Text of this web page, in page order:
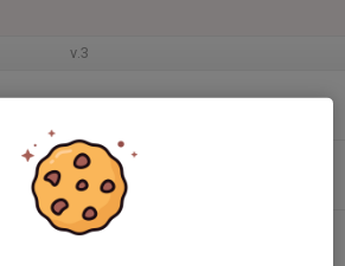
v.3
Tolg